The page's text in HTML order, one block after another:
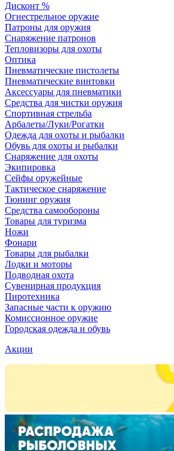
Дисконт %
Огнестрельное оружие
Патроны для оружия
Снаряжение патронов
Тепловизоры для охоты
Оптика
Пневматические пистолеты
Пневматические винтовки
Аксессуары для пневматики
Средства для чистки оружия
Спортивная стрельба
Арбалеты/Луки/Рогатки
Одежда для охоты и рыбалки
Обувь для охоты и рыбалки
Снаряжение для охоты
Экипировка
Сейфы оружейные
Тактическое снаряжение
Тюнинг оружия
Средства самообороны
Товары для туризма
Ножи
Фонари
Товары для рыбалки
Лодки и моторы
Подводная охота
Сувенирная продукция
Пиротехника
Запасные части к оружию
Комиссионное оружие
Городская одежда и обувь
Акции